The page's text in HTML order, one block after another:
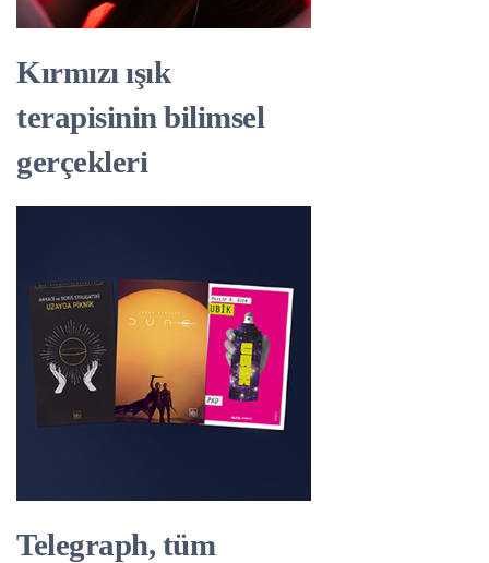
Kırmızı ışık
terapisinin bilimsel
gerçekleri
Telegraph, tüm